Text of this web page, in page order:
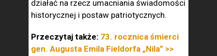
działać na rzecz umacniania świadomości
historycznej i postaw patriotycznych.
Przeczytaj także: 73. rocznica śmierci
gen. Augusta Emila Fieldorfa „Nila” >>